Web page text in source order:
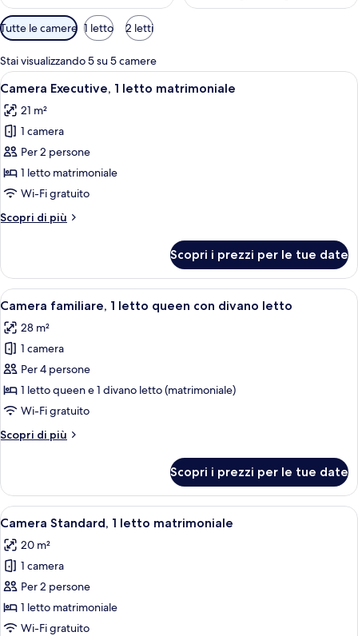
Filtri
disponibili
per
le
camere
Tutte le camere 1 letto 2 letti
Stai visualizzando 5 su 5 camere
Apri
tutte
le
foto
per
Camera
Executive,
letto
Una camera d'albergo con un letto,
10
Camera Executive, 1 letto matrimoniale
21 m²
1 camera
Per 2 persone
1 letto matrimoniale
Wi-Fi gratuito
Scopri di più
Altri
Executive,
letto
Scopri i prezzi per le tue date
Apri
tutte
le
foto
per
Camera
familiare,
letto
divano
letto
Una camera d'albergo moderna
9
Camera familiare, 1 letto queen con divano letto
28 m²
1 camera
Per 4 persone
1 letto queen e 1 divano letto (matrimoniale)
Wi-Fi gratuito
Scopri di più
Altri
familiare,
letto
con
divano
letto
Scopri i prezzi per le tue date
Apri
tutte
le
foto
per
Camera
Standard,
Camera d'albergo moderna con un
11
Camera Standard, 1 letto matrimoniale
20 m²
1 camera
Per 2 persone
1 letto matrimoniale
Wi-Fi gratuito